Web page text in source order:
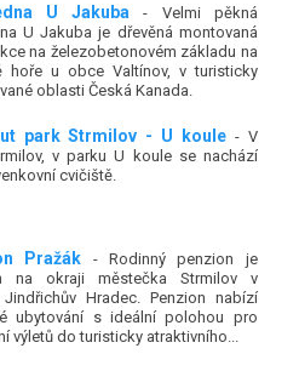
U Jakuba - Velmi pěkná
U Jakuba je dřevěná montovaná
na železobetonovém základu na
hoře u obce Valtínov, v turisticky
oblasti Česká Kanada.
park Strmilov - U koule - V
v parku U koule se nachází
cvičiště.
Pražák - Rodinný penzion je
na okraji městečka Strmilov v
Hradec. Penzion nabízí
ubytování s ideální polohou pro
výletů do turisticky atraktivního...